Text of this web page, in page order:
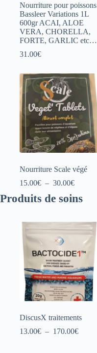
Nourriture pour poissons
Bassleer Variations 1L
600gr ACAI, ALOE
VERA, CHORELLA,
FORTE, GARLIC etc…
31.00€
Nourriture Scale végé
15.00€ – 30.00€Plage
prix :
30.00€
Produits de soins
DiscusX traitements
13.00€ – 170.00€Plage